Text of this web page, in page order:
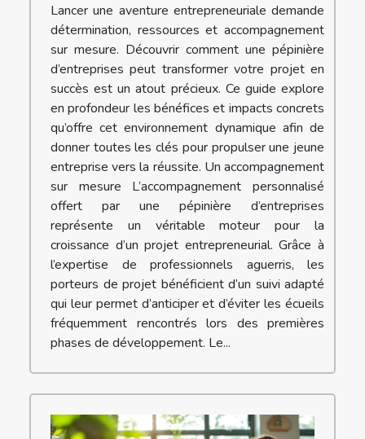
Lancer une aventure entrepreneuriale demande
détermination, ressources et accompagnement
sur mesure. Découvrir comment une pépinière
d’entreprises peut transformer votre projet en
succès est un atout précieux. Ce guide explore
en profondeur les bénéfices et impacts concrets
qu’offre cet environnement dynamique afin de
donner toutes les clés pour propulser une jeune
entreprise vers la réussite. Un accompagnement
sur mesure L’accompagnement personnalisé
offert par une pépinière d’entreprises
représente un véritable moteur pour la
croissance d’un projet entrepreneurial. Grâce à
l’expertise de professionnels aguerris, les
porteurs de projet bénéficient d’un suivi adapté
qui leur permet d’anticiper et d’éviter les écueils
fréquemment rencontrés lors des premières
phases de développement. Le...